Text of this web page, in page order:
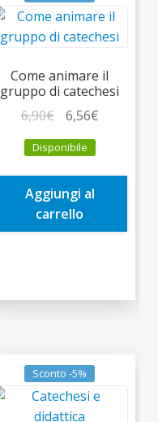
Come animare il
gruppo di catechesi
6,90€
prezzo
originale
era:
6,90€.
6,56€Il
è:
Disponibile
Aggiungi al
carrello
Sconto -5%